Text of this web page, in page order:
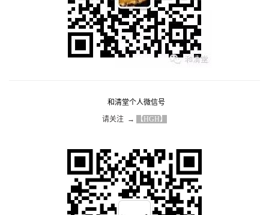
和清堂个人微信号
请关注  → 【HGH】